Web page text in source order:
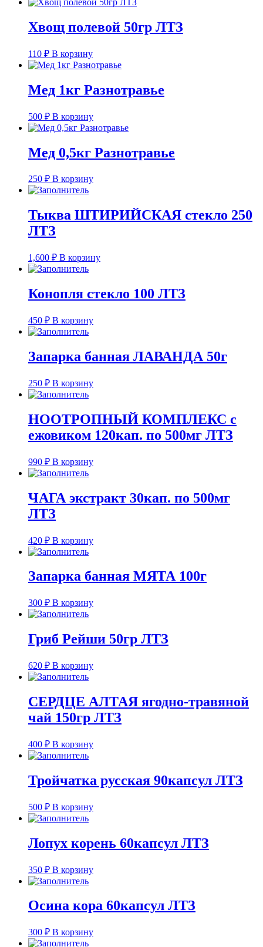
Хвощ полевой 50гр ЛТЗ
110 ₽ В корзину
Мед 1кг Разнотравье
500 ₽ В корзину
Мед 0,5кг Разнотравье
250 ₽ В корзину
Тыква ШТИРИЙСКАЯ стекло 250
ЛТЗ
1,600 ₽ В корзину
Конопля стекло 100 ЛТЗ
450 ₽ В корзину
Запарка банная ЛАВАНДА 50г
250 ₽ В корзину
НООТРОПНЫЙ КОМПЛЕКС с
ежовиком 120кап. по 500мг ЛТЗ
990 ₽ В корзину
ЧАГА экстракт 30кап. по 500мг
ЛТЗ
420 ₽ В корзину
Запарка банная МЯТА 100г
300 ₽ В корзину
Гриб Рейши 50гр ЛТЗ
620 ₽ В корзину
СЕРДЦЕ АЛТАЯ ягодно-травяной
чай 150гр ЛТЗ
400 ₽ В корзину
Тройчатка русская 90капсул ЛТЗ
500 ₽ В корзину
Лопух корень 60капсул ЛТЗ
350 ₽ В корзину
Осина кора 60капсул ЛТЗ
300 ₽ В корзину